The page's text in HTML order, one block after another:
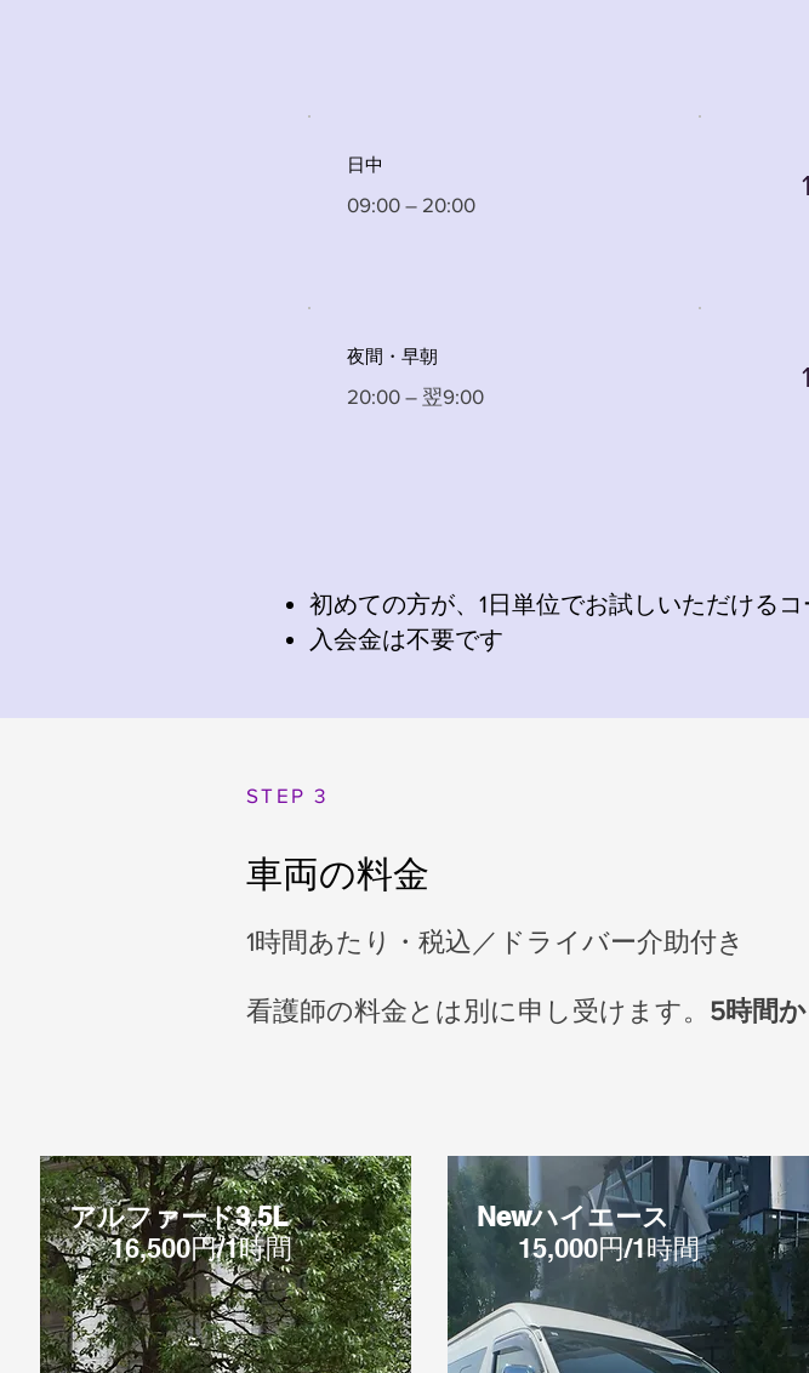
日中
09:00 – 20:00
夜間・早朝
20:00 – 翌9:00
初めての方が、1日単位でお試しいただける
入会金は不要です
STEP 3
車両の料金
1時間あたり・税込／ドライバー介助付き
看護師の料金とは別に申し受けます。 5時間
アルファード3.5L
16,500円/1時間
Newハイエース
15,000円/1時間